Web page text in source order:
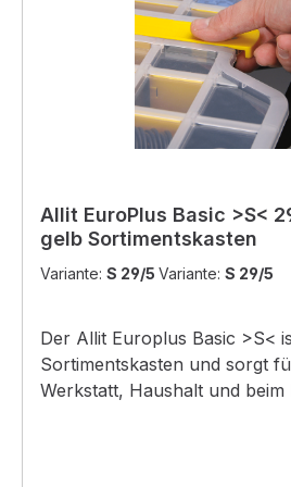
sind aus widerstandsfähigem
ergonomisch und angenehm
können, kann der
verschiedene Arbeitshöhen
auf 680 mm, 640 mm und 600
Allit EuroPlus Basic >S<
gelb Sortimentskasten
Variante: S 29/5 Variante: S 29/5
Der Allit Europlus Basic >S<
Sortimentskasten und sorgt
Werkstatt, Haushalt und